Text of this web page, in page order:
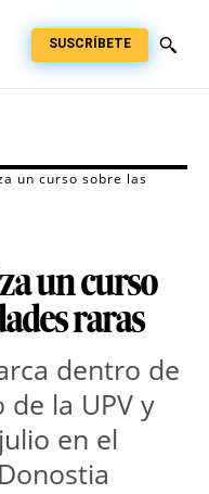
SUSCRÍBETE
un curso sobre las
un curso
raras
dentro de
la UPV y
en el